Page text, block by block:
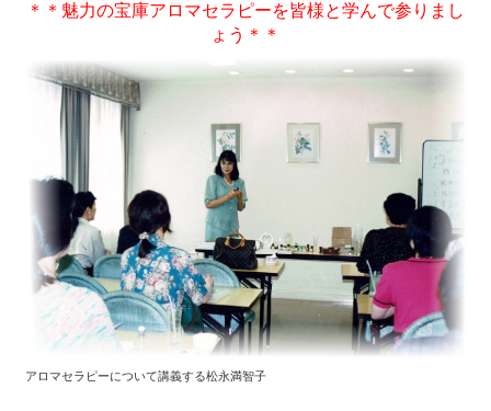
＊＊魅力の宝庫アロマセラピーを皆様と学んで参りまし
ょう＊＊
アロマセラピーについて講義する松永満智子